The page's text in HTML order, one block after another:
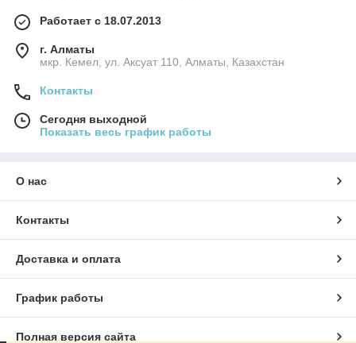
Работает с 18.07.2013
г. Алматы
мкр. Кемел, ул. Аксуат 110, Алматы, Казахстан
Контакты
Сегодня выходной
Показать весь график работы
О нас
Контакты
Доставка и оплата
График работы
Полная версия сайта